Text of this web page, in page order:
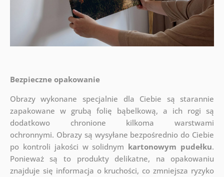
Bezpieczne opakowanie
Obrazy wykonane specjalnie dla Ciebie są starannie
zapakowane w grubą folię bąbelkową, a ich rogi są
dodatkowo chronione kilkoma warstwami
ochronnymi. Obrazy są wysyłane bezpośrednio do Ciebie
po kontroli jakości w solidnym kartonowym pudełku.
Ponieważ są to produkty delikatne, na opakowaniu
znajduje się informacja o kruchości, co zmniejsza ryzyko